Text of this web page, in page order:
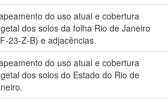
do uso atual e cobertura
dos solos da folha Rio de Janeiro
23-Z-B) e adjacências.
do uso atual e cobertura
dos solos do Estado do Rio de